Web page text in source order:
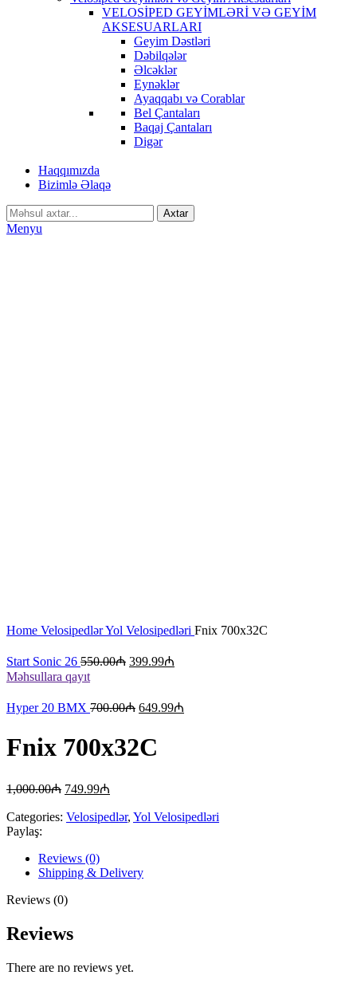
VELOSİPED GEYİMLƏRİ VƏ GEYİM
AKSESUARLARI
Geyim Dəstləri
Dəbilqələr
Əlcəklər
Eynəklər
Ayaqqabı və Corablar
Bel Çantaları
Baqaj Çantaları
Digər
Haqqımızda
Bizimlə Əlaqə
Axtar
Menyu
Home VelosipedlərYol Velosipedləri Fnix 700x32C
Start Sonic 26 550.00₼ 399.99₼
Məhsullara qayıt
Hyper 20 BMX 700.00₼ 649.99₼
Fnix 700x32C
1,000.00₼ 749.99₼
Categories: Velosipedlər, Yol Velosipedləri
Paylaş:
Reviews (0)
Shipping & Delivery
Reviews (0)
Reviews
There are no reviews yet.